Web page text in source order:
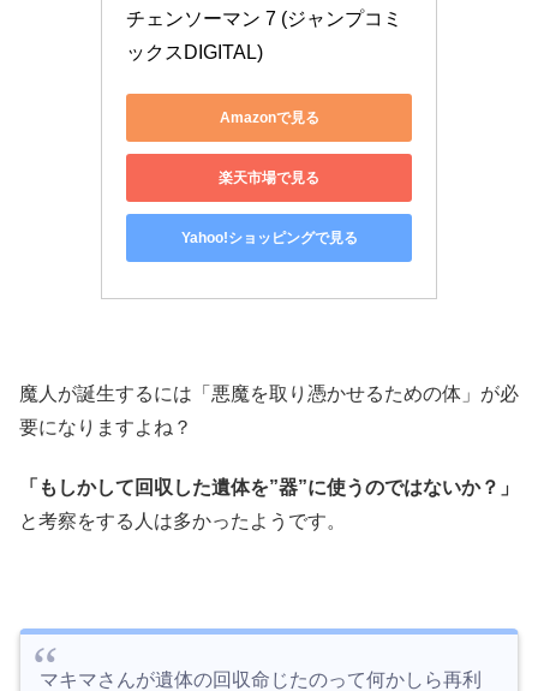
チェンソーマン 7 (ジャンプコミ
ックスDIGITAL)
Amazonで見る
楽天市場で見る
Yahoo!ショッピングで見る
魔人が誕生するには「悪魔を取り憑かせるための体」が必
要になりますよね？
「もしかして回収した遺体を”器”に使うのではないか？」
と考察をする人は多かったようです。
マキマさんが遺体の回収命じたのって何かしら再利